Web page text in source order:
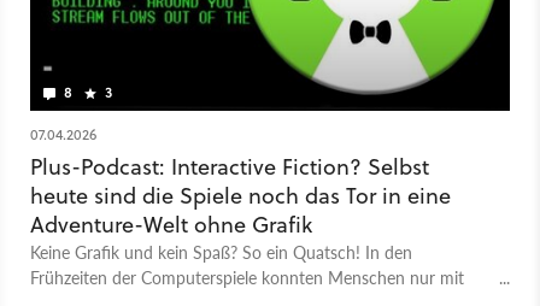
8 3
07.04.2026
Plus-Podcast: Interactive Fiction? Selbst
heute sind die Spiele noch das Tor in eine
Adventure-Welt ohne Grafik
Keine Grafik und kein Spaß? So ein Quatsch! In den
Frühzeiten der Computerspiele konnten Menschen nur mit